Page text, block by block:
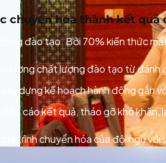
chuyển hóa thành kết quả
đào tạo. Bởi 70% kiến thức
lường chất lượng đào tạo từ đánh
xây dựng kế hoạch hành động gắn
Báo cáo kết quả, tháo gỡ khó
trình chuyển hóa của đội ngũ với